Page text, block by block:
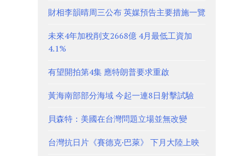
財相李韻晴周三公布 英媒預告主要措施一覽
未來4年加稅削支2668億 4月最低工資加
4.1%
有望開拍第4集 應特朗普要求重啟
黃海南部部分海域 今起一連8日射擊試驗
貝森特：美國在台灣問題立場並無改變
台灣抗日片《賽德克·巴萊》 下月大陸上映